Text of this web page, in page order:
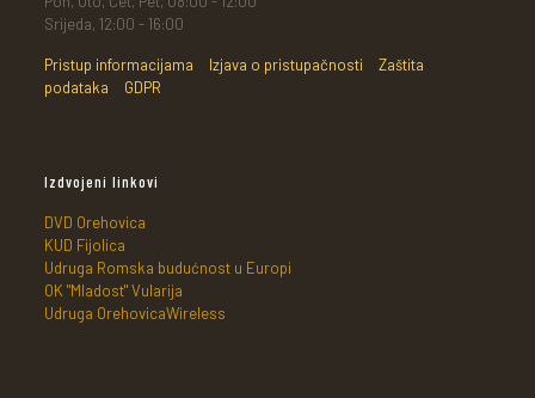
Srijeda, 12:00 - 16:00
Pristup informacijama Izjava o pristupačnosti
Zaštita
podataka
GDPR
Izdvojeni linkovi
DVD Orehovica
KUD Fijolica
Udruga Romska budućnost u Europi
OK "Mladost" Vularija
Udruga OrehovicaWireless